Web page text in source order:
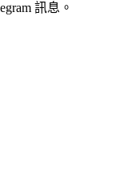
訊息。